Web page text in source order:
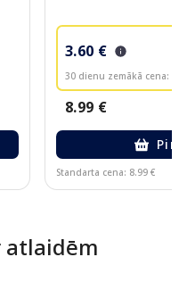
3.60 €
30 dienu zemākā cena:
8.99 €
Standarta cena: 8.99 €
atlaidēm